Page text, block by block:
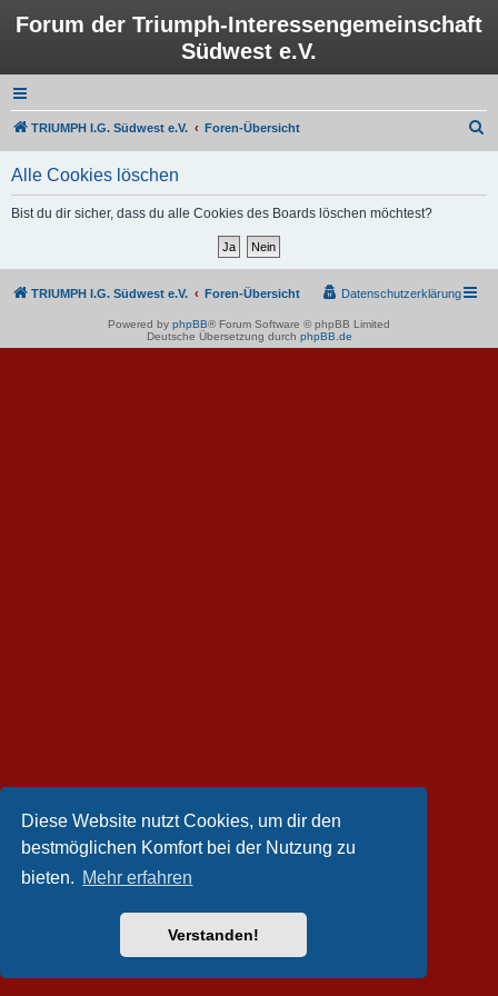
Diese Website nutzt Cookies, um dir den
bestmöglichen Komfort bei der Nutzung zu
bieten. Mehr erfahren
Verstanden!
Forum der Triumph-Interessengemeinschaft
Südwest e.V.
TRIUMPH I.G. Südwest e.V. Foren-Übersicht
u
Alle Cookies löschen
Bist du dir sicher, dass du alle Cookies des Boards löschen möchtest?
TRIUMPH I.G. Südwest e.V. Foren-Übersicht Datenschutzerklärung
Powered by phpBB® Forum Software © phpBB Limited
Deutsche Übersetzung durch phpBB.de